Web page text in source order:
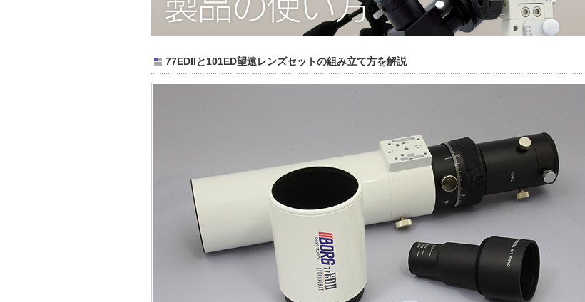
77EDIIと101ED望遠レンズセットの組み立て方を解説